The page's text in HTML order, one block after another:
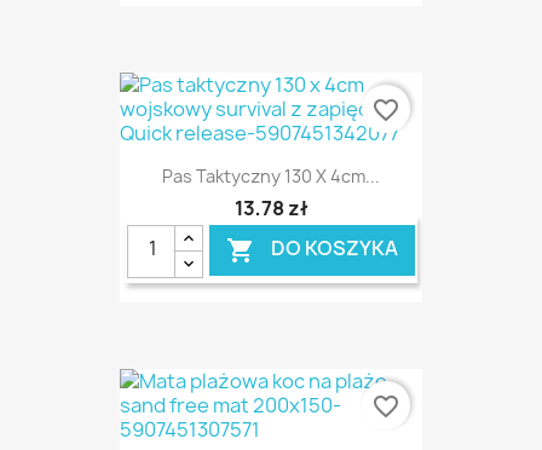
Pas Taktyczny 130 X 4cm...
13,78 zł
 DO KOSZYKA
favorite_border
favorite_border